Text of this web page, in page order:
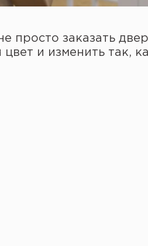
просто заказать
и изменить так,